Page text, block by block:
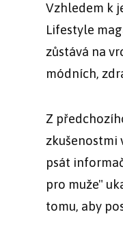
Vzhledem k
Lifestyle
zůstává na
módních,
Z
zkušenostmi
psát
pro muže"
tomu, aby